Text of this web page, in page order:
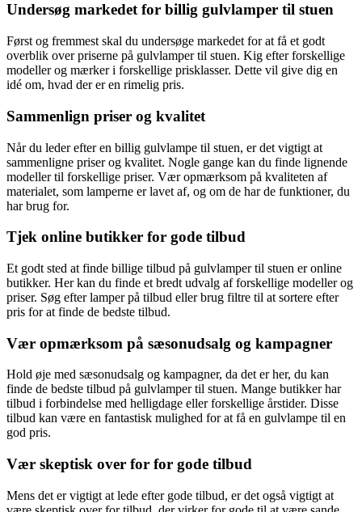
Undersøg markedet for billig gulvlamper til stuen
Først og fremmest skal du undersøge markedet for at få et godt
overblik over priserne på gulvlamper til stuen. Kig efter forskellige
modeller og mærker i forskellige prisklasser. Dette vil give dig en
idé om, hvad der er en rimelig pris.
Sammenlign priser og kvalitet
Når du leder efter en billig gulvlampe til stuen, er det vigtigt at
sammenligne priser og kvalitet. Nogle gange kan du finde lignende
modeller til forskellige priser. Vær opmærksom på kvaliteten af
materialet, som lamperne er lavet af, og om de har de funktioner, du
har brug for.
Tjek online butikker for gode tilbud
Et godt sted at finde billige tilbud på gulvlamper til stuen er online
butikker. Her kan du finde et bredt udvalg af forskellige modeller og
priser. Søg efter lamper på tilbud eller brug filtre til at sortere efter
pris for at finde de bedste tilbud.
Vær opmærksom på sæsonudsalg og kampagner
Hold øje med sæsonudsalg og kampagner, da det er her, du kan
finde de bedste tilbud på gulvlamper til stuen. Mange butikker har
tilbud i forbindelse med helligdage eller forskellige årstider. Disse
tilbud kan være en fantastisk mulighed for at få en gulvlampe til en
god pris.
Vær skeptisk over for for gode tilbud
Mens det er vigtigt at lede efter gode tilbud, er det også vigtigt at